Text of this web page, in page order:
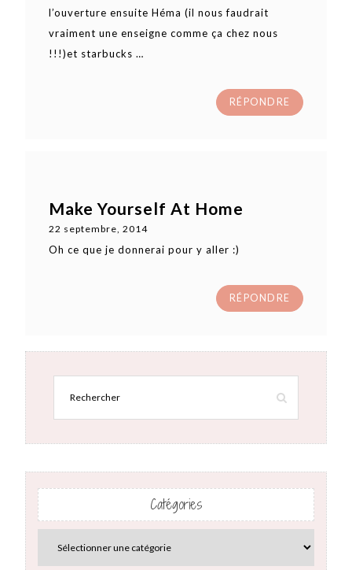
l’ouverture ensuite Héma (il nous faudrait
vraiment une enseigne comme ça chez nous
!!!)et starbucks …
RÉPONDRE
Make Yourself At Home
22 septembre, 2014
Oh ce que je donnerai pour y aller :)
RÉPONDRE
Catégories